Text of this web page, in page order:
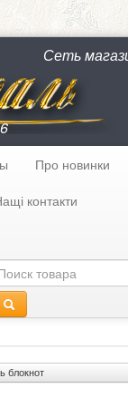
Сеть
Про новинки
контакти
блокнот